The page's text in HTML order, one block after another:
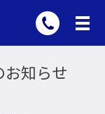
お知らせ